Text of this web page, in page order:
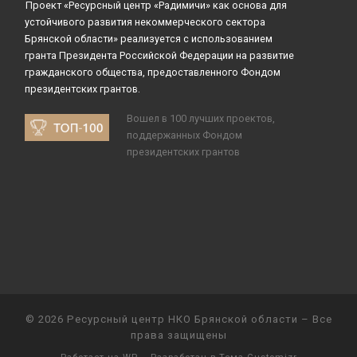
Проект «Ресурсный центр «Радимичи» как основа для
устойчивого развития некоммерческого сектора
Брянской области» реализуется с использованием
гранта Президента Российской Федерации на развитие
гражданского общества, предоставленного Фондом
президентских грантов.
Вошел в 100 лучших проектов,
поддержанных Фондом
президентских грантов
© 2026 Ресурсный центр НКО Брянской области – Все
права защищены